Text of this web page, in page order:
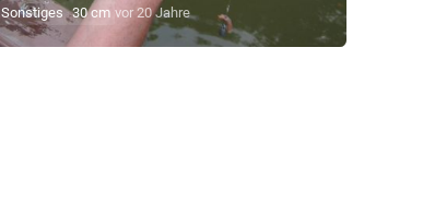
Sonstiges 30 cm vor 20 Jahre